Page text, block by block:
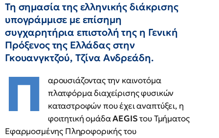
Τη σημασία της ελληνικής διάκρισης
υπογράμμισε με επίσημη
συγχαρητήρια επιστολή της η Γενική
Πρόξενος της Ελλάδας στην
Γκουανγκτζού, Τζίνα Ανδρεάδη.
Π
αρουσιάζοντας την καινοτόμα
πλατφόρμα διαχείρισης φυσικών
καταστροφών που έχει αναπτύξει, η
φοιτητική ομάδαAEGISτου Τμήματος
Εφαρμοσμένης Πληροφορικής του